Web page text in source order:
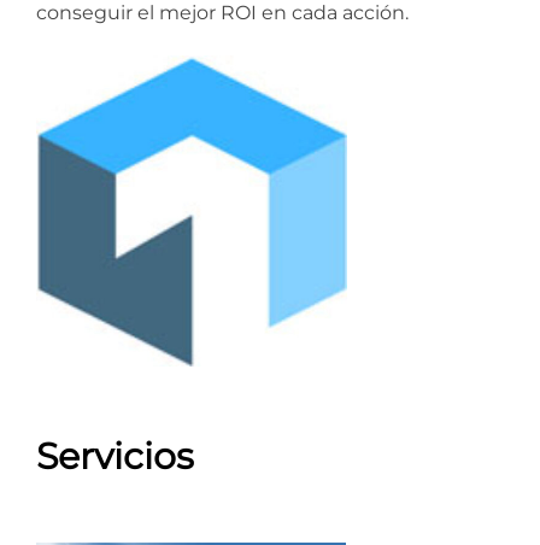
conseguir el mejor ROI en cada acción.
Servicios